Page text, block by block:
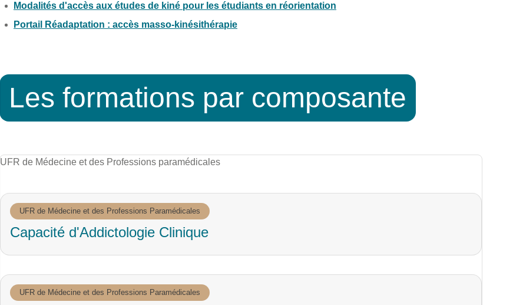
Modalités d'accès aux études de kiné pour les étudiants en réorientation
Portail Réadaptation : accès masso-kinésithérapie
Les formations par composante
UFR de Médecine et des Professions paramédicales
UFR de Médecine et des Professions Paramédicales
Capacité d'Addictologie Clinique
UFR de Médecine et des Professions Paramédicales